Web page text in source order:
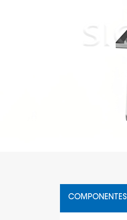
COMPONENTES